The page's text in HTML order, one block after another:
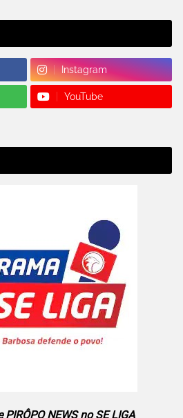
Instagram
YouTube
NEWS no SE LIGA